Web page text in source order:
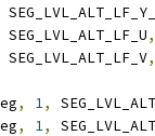
SEG_LVL_ALT_LF_U,
SEG_LVL_ALT_LF_V,
, 1,
, 1,